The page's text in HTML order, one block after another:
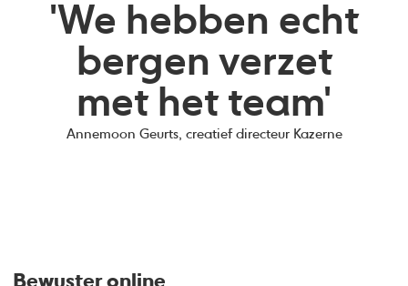
'We hebben echt
bergen verzet
met het team'
Annemoon Geurts, creatief directeur Kazerne